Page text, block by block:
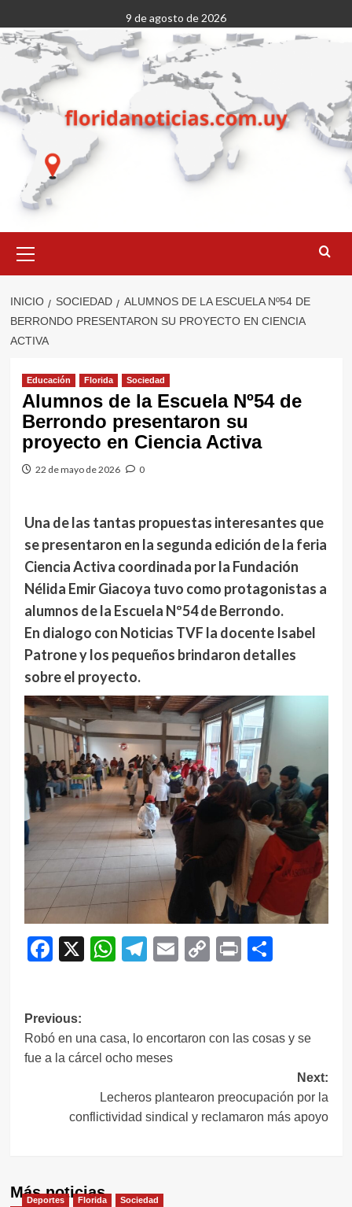
al
contenido
9 de agosto de 2026
primario
INICIO SOCIEDAD
ALUMNOS DE LA ESCUELA Nº54 DE
BERRONDO PRESENTARON SU PROYECTO EN CIENCIA
ACTIVA
Educación Florida Sociedad
Alumnos de la Escuela Nº54 de
Berrondo presentaron su
proyecto en Ciencia Activa
22 de mayo de 2026 0
Una de las tantas propuestas interesantes que
se presentaron en la segunda edición de la feria
Ciencia Activa coordinada por la Fundación
Nélida Emir Giacoya tuvo como protagonistas a
alumnos de la Escuela Nº54 de Berrondo.
En dialogo con Noticias TVF la docente Isabel
Patrone y los pequeños brindaron detalles
sobre el proyecto.
Facebook
X WhatsApp
Telegram
EmailCopy
Print
Navegación
de
Previous:
Robó en una casa, lo encortaron con las cosas y se
fue a la cárcel ocho meses
Next:
Lecheros plantearon preocupación por la
conflictividad sindical y reclamaron más apoyo
Más noticias
Deportes Florida Sociedad